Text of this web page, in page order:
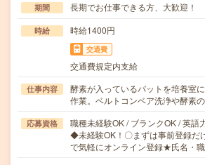
期間 長期でお仕事できる方、大歓迎！
時給 時給1400円
交通費
交通費規定内支給
仕事内容
酵素が入っているバットを培養室
作業。ベルトコンベア洗浄や酵素
応募資格
職種未経験OK / ブランクOK / 英語
◆未経験OK！〇まずは事前登録だ
で気軽にオンライン登録★氏名・